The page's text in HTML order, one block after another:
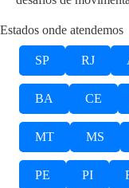
Estados onde atendemos
SP RJ
BA CE
MT MS
PE PI